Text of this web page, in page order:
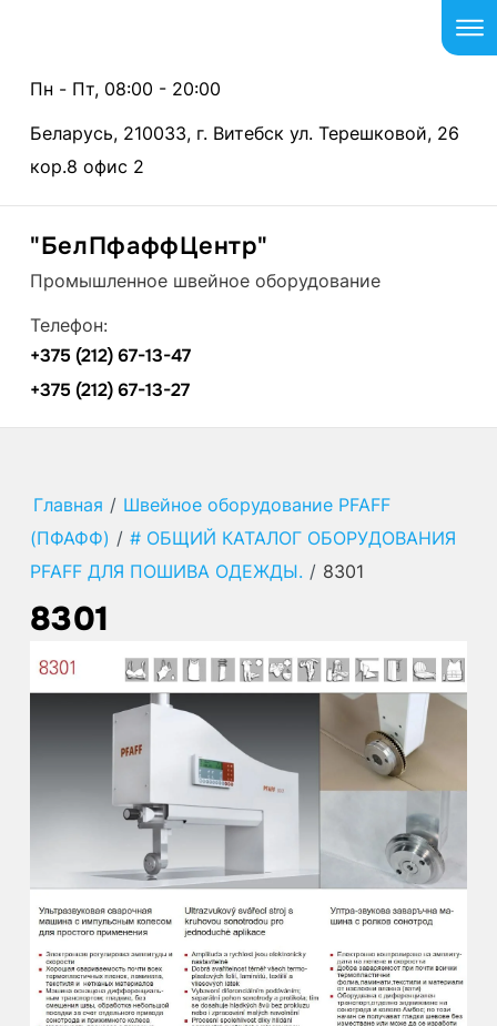
Пн - Пт, 08:00 - 20:00
Беларусь, 210033, г. Витебск ул. Терешковой, 26
кор.8 офис 2
"БелПфаффЦентр"
Промышленное швейное оборудование
Телефон:
+375 (212) 67-13-47
+375 (212) 67-13-27
Главная / Швейное оборудование PFAFF
(ПФАФФ) / # ОБЩИЙ КАТАЛОГ ОБОРУДОВАНИЯ
PFAFF ДЛЯ ПОШИВА ОДЕЖДЫ. / 8301
8301